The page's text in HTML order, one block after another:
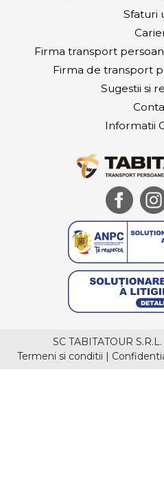
Sfaturi
Firma transport
Firma de transport
Sugestii si
Informatii
SC TABITATOUR S.R.L.
Termeni si conditii |